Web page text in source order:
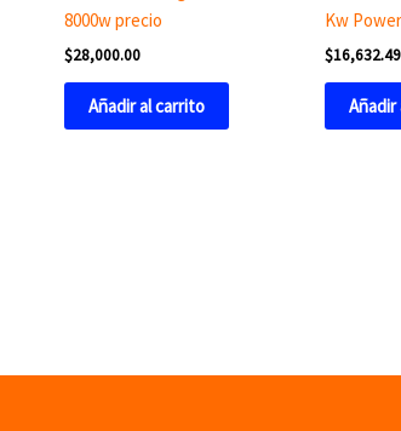
8000w precio
$28,000.00
Añadir al carrito
Kw
$16,632.49